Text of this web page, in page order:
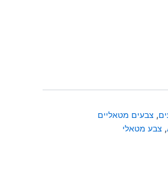
, צבעים מטאליים
, צבע מטאלי